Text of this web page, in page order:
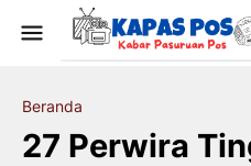
Beranda
27 Perwira